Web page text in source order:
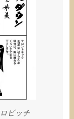
ビッチ